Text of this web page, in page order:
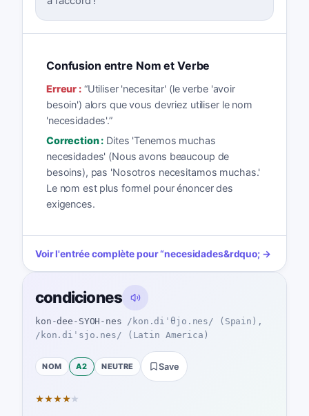
Confusion entre Nom et Verbe
Erreur :“Utiliser 'necesitar' (le verbe 'avoir
besoin') alors que vous devriez utiliser le nom
'necesidades'.”
Correction : Dites 'Tenemos muchas
necesidades' (Nous avons beaucoup de
besoins), pas 'Nosotros necesitamos muchas.'
Le nom est plus formel pour énoncer des
exigences.
Voir l'entrée complète pour“necesidades&rdquo; →
condiciones
kon-dee-SYOH-nes
/kon.diˈθjo.nes/ (Spain),
/kon.diˈsjo.nes/ (Latin America)
NOM A2 NEUTRE Save
★★★★★